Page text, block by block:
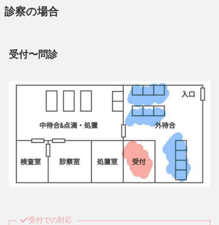
診察の場合
受付〜問診
受付での対応